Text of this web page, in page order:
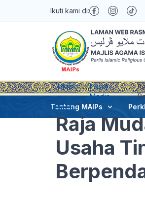
Ikuti kami di:
Tentang MAIPs
Utama
Pusat
Media
Raja
Usaha